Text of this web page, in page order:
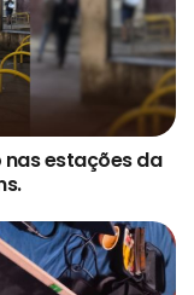
estações da